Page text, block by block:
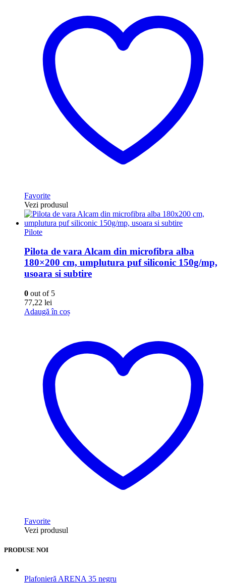
Favorite
Vezi produsul
Pilote
Pilota de vara Alcam din microfibra alba
180×200 cm, umplutura puf siliconic 150g/mp,
usoara si subtire
0 out of 5
77,22 lei
Adaugă în coș
Favorite
Vezi produsul
PRODUSE NOI
Plafonieră ARENA 35 negru